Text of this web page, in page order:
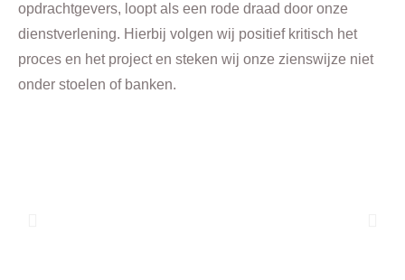
opdrachtgevers, loopt als een rode draad door onze
dienstverlening. Hierbij volgen wij positief kritisch het
proces en het project en steken wij onze zienswijze niet
onder stoelen of banken.